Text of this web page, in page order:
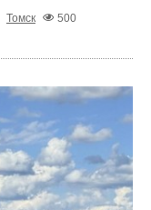
Томск
500